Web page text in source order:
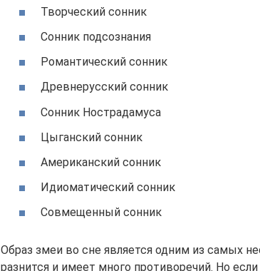
Творческий сонник
Сонник подсознания
Романтический сонник
Древнерусский сонник
Сонник Нострадамуса
Цыганский сонник
Американский сонник
Идиоматический сонник
Совмещенный сонник
Образ змеи во сне является одним из самых
разнится и имеет много противоречий. Но